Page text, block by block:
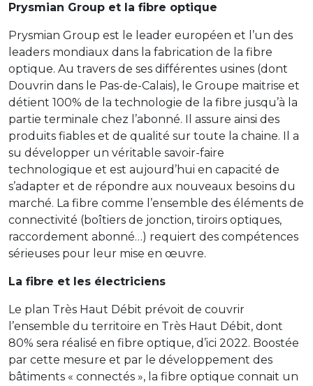
Prysmian Group et la fibre optique
Prysmian Group est le leader européen et l’un des
leaders mondiaux dans la fabrication de la fibre
optique. Au travers de ses différentes usines (dont
Douvrin dans le Pas-de-Calais), le Groupe maitrise et
détient 100% de la technologie de la fibre jusqu’à la
partie terminale chez l’abonné. Il assure ainsi des
produits fiables et de qualité sur toute la chaine. Il a
su développer un véritable savoir-faire
technologique et est aujourd’hui en capacité de
s’adapter et de répondre aux nouveaux besoins du
marché. La fibre comme l’ensemble des éléments de
connectivité (boîtiers de jonction, tiroirs optiques,
raccordement abonné…) requiert des compétences
sérieuses pour leur mise en œuvre.
La fibre et les électriciens
Le plan Très Haut Débit prévoit de couvrir
l’ensemble du territoire en Très Haut Débit, dont
80% sera réalisé en fibre optique, d’ici 2022. Boostée
par cette mesure et par le développement des
bâtiments « connectés », la fibre optique connait un